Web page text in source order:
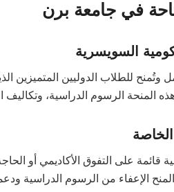
في جامعة برن
وتُمنح للطلاب الدوليين المتميزين
المنحة الرسوم الدراسية، وتكاليف
قائمة على التفوق الأكاديمي أو
الإعفاء من الرسوم الدراسية